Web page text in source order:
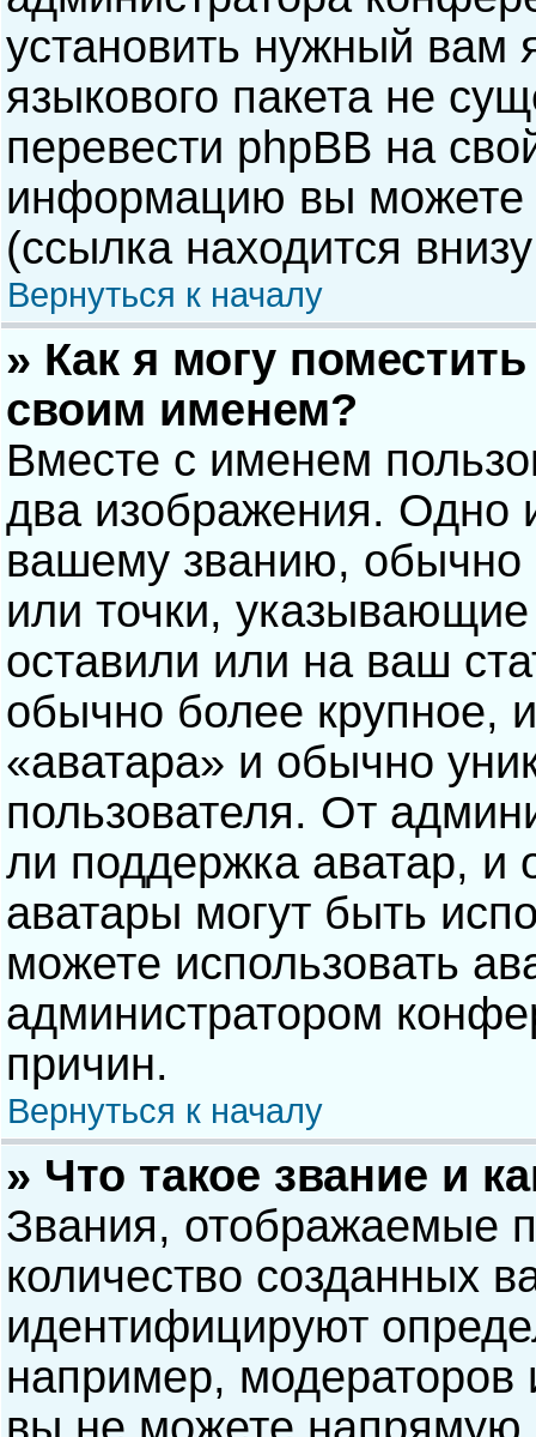
установить нужный вам
языкового пакета не
перевести phpBB на
информацию вы можете
(ссылка находится
Вернуться к началу
» Как я могу
своим именем?
Вместе с именем
два изображения. Одно
вашему званию, обычно
или точки,
оставили или на ваш
обычно более крупное,
«аватара» и обычно
пользователя. От
ли поддержка аватар, и
аватары могут быть
можете использовать
администратором
причин.
Вернуться к началу
» Что такое звание и
Звания, отображаемые
количество созданных
идентифицируют
например,